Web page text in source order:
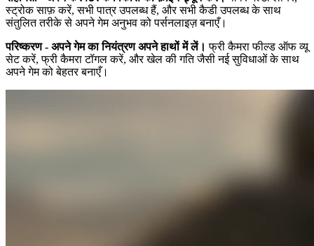
स्ट्रोक साफ़ करें, सभी पात्र उपलब्ध हैं, और सभी कैडी उपलब्ध के साथ
संतुलित तरीके से अपने गेम अनुभव को पर्सनलाइज़ बनाएँ।
परिष्करण - अपने गेम का नियंत्रण अपने हाथों में लें। फ्री कैमरा फील्ड ऑफ व्यू
सेट करें, फ्री कैमरा टॉगल करें, और खेल की गति जैसी नई सुविधाओं के साथ
अपने गेम को बेहतर बनाएँ।